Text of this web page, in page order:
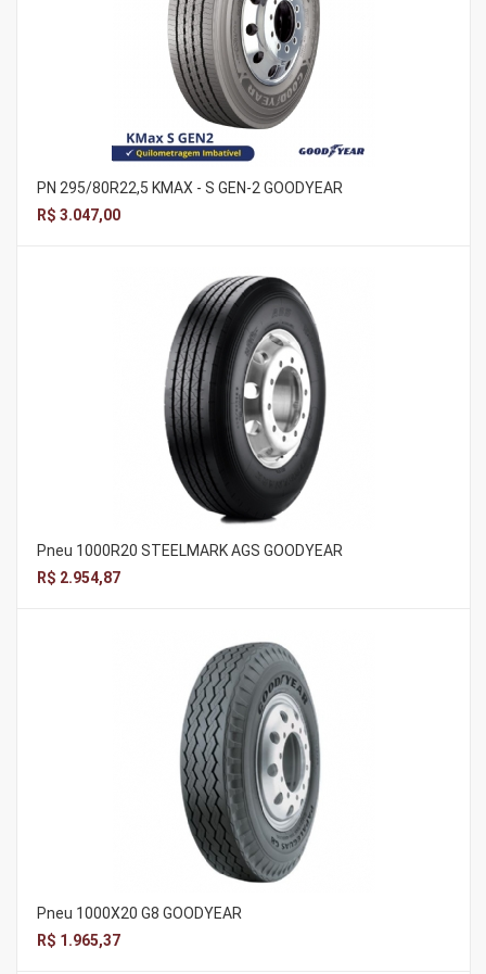
PN 295/80R22,5 KMAX - S GEN-2 GOODYEAR
R$ 3.047,00
Pneu 1000R20 STEELMARK AGS GOODYEAR
R$ 2.954,87
Pneu 1000X20 G8 GOODYEAR
R$ 1.965,37